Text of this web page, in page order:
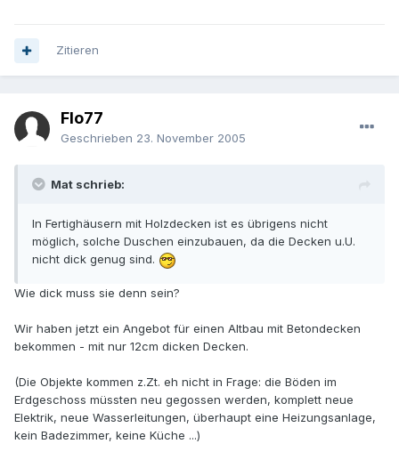
Zitieren
Flo77
Geschrieben 23. November 2005
Mat schrieb:
In Fertighäusern mit Holzdecken ist es übrigens nicht
möglich, solche Duschen einzubauen, da die Decken u.U.
nicht dick genug sind.
Wie dick muss sie denn sein?
Wir haben jetzt ein Angebot für einen Altbau mit Betondecken
bekommen - mit nur 12cm dicken Decken.
(Die Objekte kommen z.Zt. eh nicht in Frage: die Böden im
Erdgeschoss müssten neu gegossen werden, komplett neue
Elektrik, neue Wasserleitungen, überhaupt eine Heizungsanlage,
kein Badezimmer, keine Küche ...)